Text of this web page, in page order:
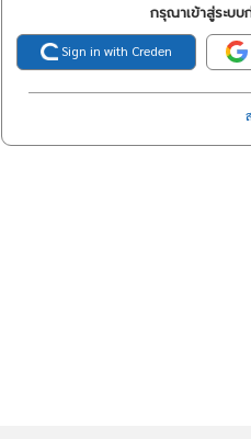
กรุณาเข้าสู่ระบ
Sign in with Creden